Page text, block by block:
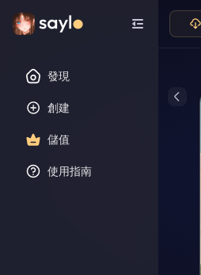
發現
創建
儲值
使用指南